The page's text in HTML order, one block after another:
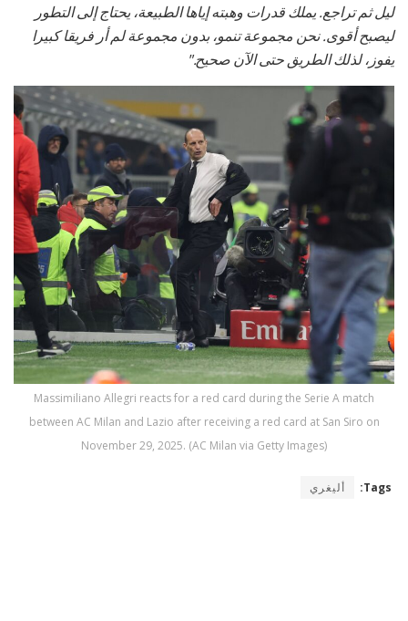
ليل ثم تراجع. يملك قدرات وهبته إياها الطبيعة، يحتاج إلى التطور
ليصبح أقوى. نحن مجموعة تنمو، بدون مجموعة لم أر فريقا كبيرا
يفوز، لذلك الطريق حتى الآن صحيح."
Massimiliano Allegri reacts for a red card during the Serie A match
between AC Milan and Lazio after receiving a red card at San Siro on
November 29, 2025. (AC Milan via Getty Images)
Tags: أليغري